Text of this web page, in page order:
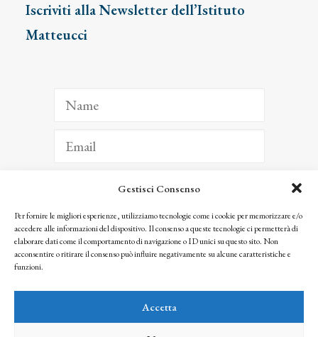
Gestisci Consenso
Per fornire le migliori esperienze, utilizziamo tecnologie come i cookie per memorizzare e/o
accedere alle informazioni del dispositivo. Il consenso a queste tecnologie ci permetterà di
elaborare dati come il comportamento di navigazione o ID unici su questo sito. Non
acconsentire o ritirare il consenso può influire negativamente su alcune caratteristiche e
funzioni.
Accetta
Iscriviti alla Newsletter dell’Istituto
Matteucci
ISCRIVITI
Facendo clic per iscriverti, riconosci che le tue informazioni saranno trattate
seguendo la nostra Privacy Policy
© 2025 Istituto Matteucci. All right reserved
l’autorizzazione scritta dei proprietari dei diritti e dell’Istituto Matteucci